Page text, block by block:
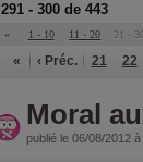
291 - 300 de 443
« 1 - 10 11 - 20 21 - 30
« ‹ Préc. 21 22
Moral
publié le 06/08/2012